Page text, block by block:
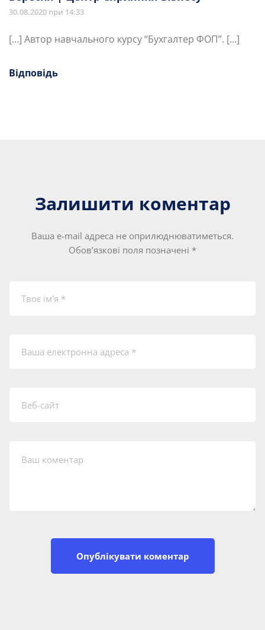
30.08.2020 при 14:33
[…] Автор навчального курсу “Бухгалтер ФОП”. […]
Відповідь
Залишити коментар
Ваша e-mail адреса не оприлюднюватиметься.
Обов’язкові поля позначені *